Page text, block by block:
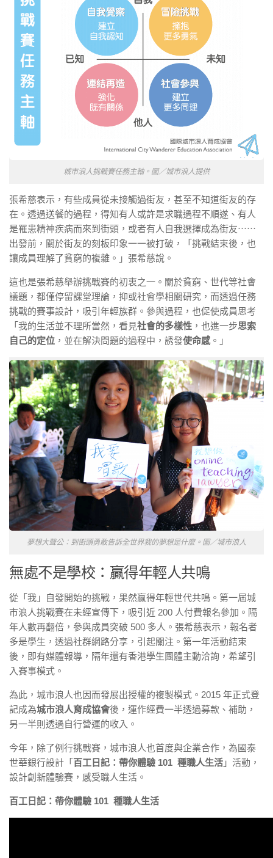
城市浪人挑戰賽任務主軸。圖／城市浪人提供
張希慈表示，有些成員從未接觸過街友，甚至不知道街友的存
在。透過送餐的過程，得知有人或許是求職過程不順遂、有人
是罹患精神疾病而來到街頭，或者有人自我選擇成為街友⋯⋯
出發前，關於街友的刻板印象一一被打破，「挑戰結束後，也
讓成員理解了貧窮的複雜。」張希慈說。
這也是張希慈舉辦挑戰賽的初衷之一。關於貧窮、世代等社會
議題，都僅停留課堂理論，抑或社會學相關研究，而透過任務
挑戰的賽事設計，吸引年輕族群。參與過程，也促使成員思考
「我的生活並不理所當然，看見社會的多樣性 ，也進一步思索
自己的定位 ，並在解決問題的過程中，誘發使命感。」
夢想大聲公：到街頭勇敢告訴全世界我的夢想是什麼。圖／城市浪人
無處不是學校：贏得年輕人共鳴
從「我」自發開始的挑戰，果然贏得年輕世代共鳴。第一屆城
市浪人挑戰賽在未經宣傳下，吸引近 200 人付費報名參加。隔
年人數再翻倍，參與成員突破 500 多人。張希慈表示，報名者
多是學生，透過社群網路分享，引起關注。第一年活動結束
後，即有媒體報導，隔年還有香港學生團體主動洽詢，希望引
入賽事模式。
為此，城市浪人也因而發展出授權的複製模式。2015 年正式登
記成為城市浪人育成協會後，運作經費一半透過募款、補助，
另一半則透過自行營運的收入。
今年，除了例行挑戰賽，城市浪人也首度與企業合作，為國泰
世華銀行設計「 百工日記：帶你體驗 101 種職人生活 」活動，
設計創新體驗賽，感受職人生活。
百工日記：帶你體驗 101 種職人生活